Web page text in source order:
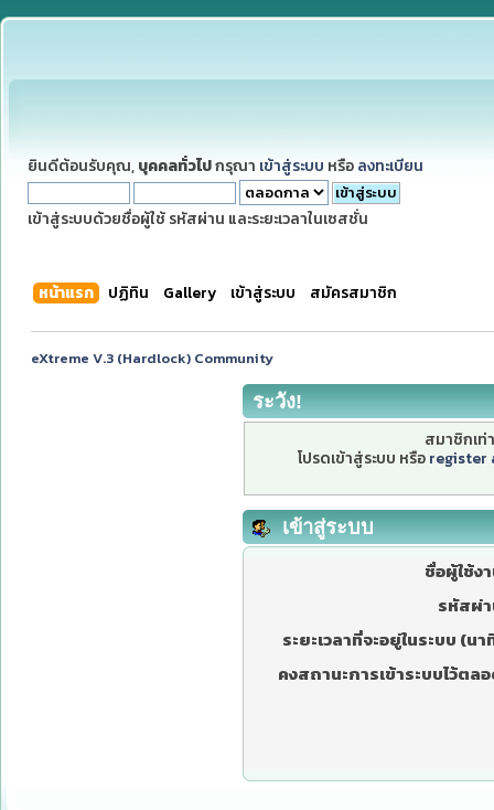
ยินดีต้อนรับคุณ, บุคคลทั่วไปกรุณา เข้าสู่ระบบ หรือ ลงทะเบียน
เข้าสู่ระบบด้วยชื่อผู้ใช้ รหัสผ่าน และระยะเวลาในเซสชั่น
หน้าแรก ปฏิทิน Gallery เข้าสู่ระบบ สมัครสมาชิก
eXtreme V.3 (Hardlock) Community
ระวัง!
สมาชิกเท่
โปรดเข้าสู่ระบบ หรือ register
เข้าสู่ระบบ
ชื่อผู้ใช้ง
รหัสผ่
ระยะเวลาที่จะอยู่ในระบบ (นา
คงสถานะการเข้าระบบไว้ตล